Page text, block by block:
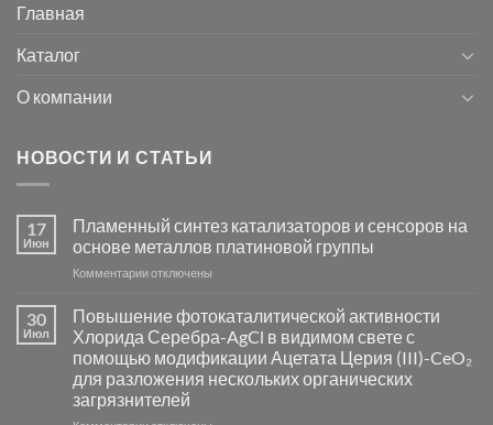
Главная
Каталог
О компании
НОВОСТИ И СТАТЬИ
17
Июн
Пламенный синтез катализаторов и сенсоров на
основе металлов платиновой группы
Комментариик
Пламенный
синтез
катализаторов
и
сенсоров
на
основе
отключены
30
Июл
Повышение фотокаталитической активности
Хлорида Серебра-AgCl в видимом свете с
помощью модификации Ацетата Церия (III)-CeO₂
для разложения нескольких органических
загрязнителей